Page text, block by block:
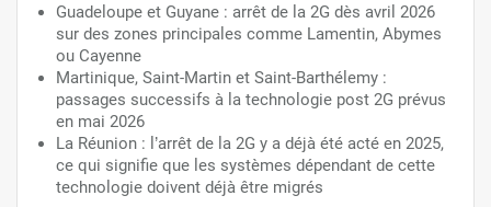
Guadeloupe et Guyane : arrêt de la 2G dès avril 2026
sur des zones principales comme Lamentin, Abymes
ou Cayenne
Martinique, Saint-Martin et Saint-Barthélemy :
passages successifs à la technologie post 2G prévus
en mai 2026
La Réunion : l’arrêt de la 2G y a déjà été acté en 2025,
ce qui signifie que les systèmes dépendant de cette
technologie doivent déjà être migrés